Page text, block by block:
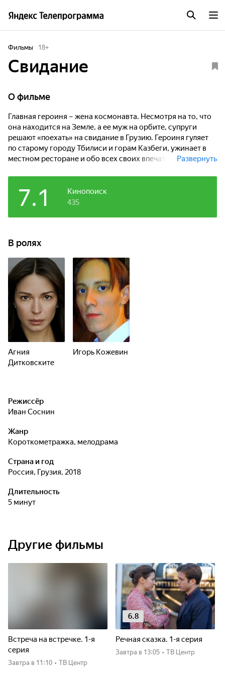
Фильмы 18+
Свидание
О фильме
Главная героиня – жена космонавта. Несмотря на то, что
она находится на Земле, а ее муж на орбите, супруги
решают «поехать» на свидание в Грузию. Героиня гуляет
по старому городу Тбилиси и горам Казбеги, ужинает в
местном ресторане и обо всех своих впечатлениях
мог лучше понять, где она пребывает, девушка называет
ему широту и долготу своего местонахождения на Земле.
Развернуть
Кинопоиск
7.1 435
В ролях
Агния
Дитковските
Игорь Кожевин
Режиссёр
Иван Соснин
Жанр
короткометражка, мелодрама
Страна и год
Россия, Грузия, 2018
Длительность
5 минут
Другие фильмы
Встреча на встречке. 1-я
серия
Завтра в 11:10 • ТВ Центр
6.8
Речная сказка. 1-я серия
Завтра в 13:05 • ТВ Центр